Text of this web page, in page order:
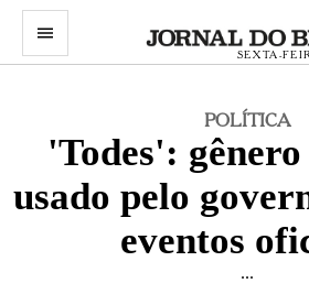
menu
SEXTA-
POLÍTICA
'Todes':
usado pelo
eventos
...